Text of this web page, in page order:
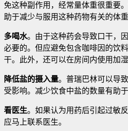
免这种副作用，经常量体重很重要
助于减少与服用这种药物有关的体重
多喝水。由于这种药会导致口干，
必要的。但应避免包含咖啡因的饮
干。此外，还可以在房间内使用加湿
降低盐的摄入量。普瑞巴林可以导
受影响。减少饮食中盐的数量有助于
看医生。如果认为用药后引起过敏
应马上联系医生。